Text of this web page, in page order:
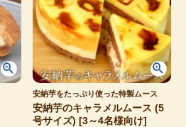
安納芋をたっぷり使った特製ムース
安納芋のキャラメルムース (5
号サイズ) [3～4名様向け]